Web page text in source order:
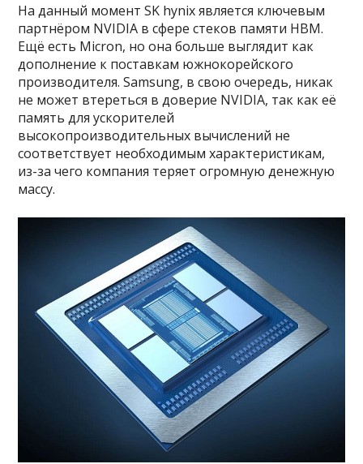
На данный момент SK hynix является ключевым
партнёром NVIDIA в сфере стеков памяти HBM.
Ещё есть Micron, но она больше выглядит как
дополнение к поставкам южнокорейского
производителя. Samsung, в свою очередь, никак
не может втереться в доверие NVIDIA, так как её
память для ускорителей
высокопроизводительных вычислений не
соответствует необходимым характеристикам,
из-за чего компания теряет огромную денежную
массу.